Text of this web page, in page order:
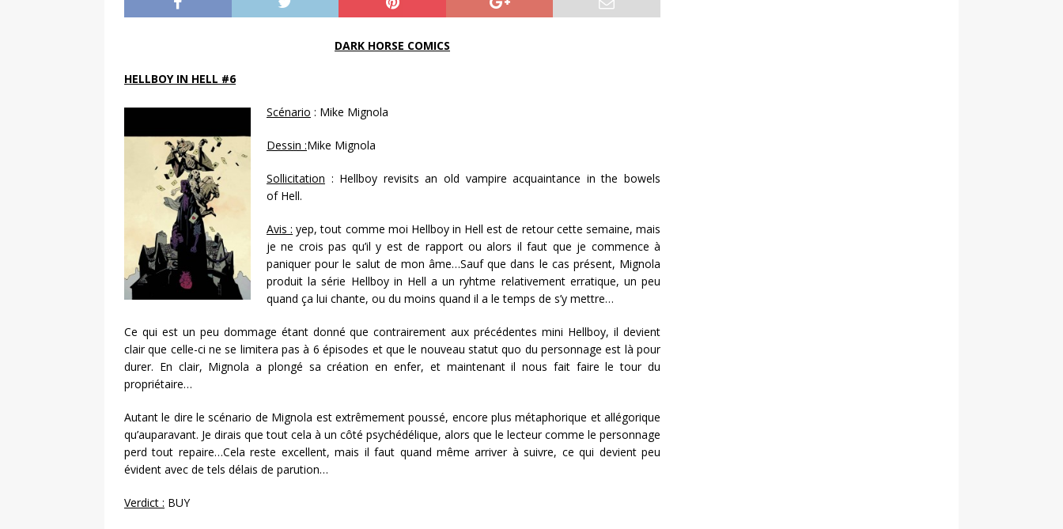
DARK HORSE COMICS
HELLBOY IN HELL #6
Scénario : Mike Mignola
Dessin :Mike Mignola
Sollicitation : Hellboy revisits an old vampire acquaintance in the bowels
of Hell.
Avis : yep, tout comme moi Hellboy in Hell est de retour cette semaine, mais
je ne crois pas qu’il y est de rapport ou alors il faut que je commence à
paniquer pour le salut de mon âme…Sauf que dans le cas présent, Mignola
produit la série Hellboy in Hell a un ryhtme relativement erratique, un peu
quand ça lui chante, ou du moins quand il a le temps de s’y mettre…
Ce qui est un peu dommage étant donné que contrairement aux précédentes mini Hellboy, il devient
clair que celle-ci ne se limitera pas à 6 épisodes et que le nouveau statut quo du personnage est là pour
durer. En clair, Mignola a plongé sa création en enfer, et maintenant il nous fait faire le tour du
propriétaire…
Autant le dire le scénario de Mignola est extrêmement poussé, encore plus métaphorique et allégorique
qu’auparavant. Je dirais que tout cela à un côté psychédélique, alors que le lecteur comme le personnage
perd tout repaire…Cela reste excellent, mais il faut quand même arriver à suivre, ce qui devient peu
évident avec de tels délais de parution…
Verdict : BUY